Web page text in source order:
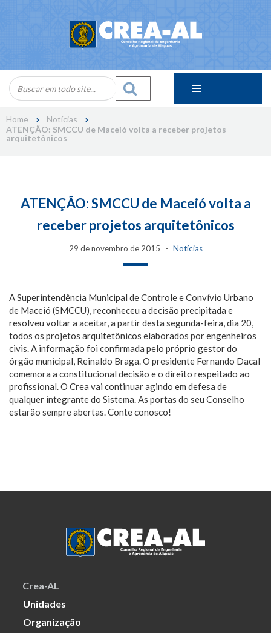
Home
Notícias
ATENÇÃO: SMCCU de Maceió volta a receber projetos
arquitetônicos
ATENÇÃO: SMCCU de Maceió volta a
receber projetos arquitetônicos
29 de novembro de 2015 Notícias
A Superintendência Municipal de Controle e Convívio Urbano
de Maceió (SMCCU), reconheceu a decisão precipitada e
resolveu voltar a aceitar, a partir desta segunda-feira, dia 20,
todos os projetos arquitetônicos elaborados por engenheiros
civis. A informação foi confirmada pelo próprio gestor do
órgão municipal, Reinaldo Braga. O presidente Fernando Dacal
comemora a constitucional decisão e o direito respeitado ao
profissional. O Crea vai continuar agindo em defesa de
qualquer integrante do Sistema. As portas do seu Conselho
estarão sempre abertas. Conte conosco!
Crea-AL
Unidades
Organização